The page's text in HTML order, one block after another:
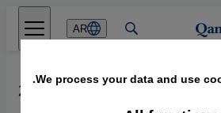
AR
بريطانيا - حين ·
26.12.2018
We process your data and use